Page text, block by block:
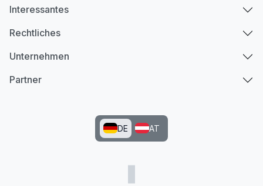
Interessantes
Rechtliches
Unternehmen
Partner
DE AT